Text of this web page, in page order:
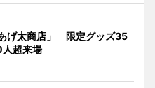
げ太商店」 限定グッズ35
超来場